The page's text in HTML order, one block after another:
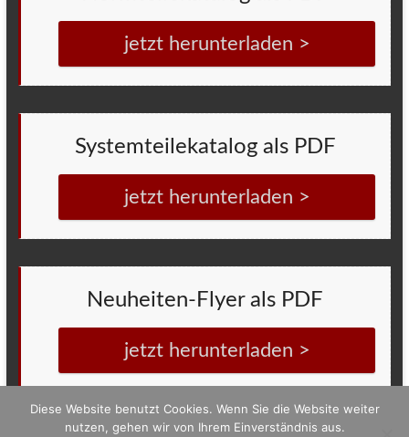
jetzt herunterladen >
Systemteilekatalog als PDF
jetzt herunterladen >
Neuheiten-Flyer als PDF
jetzt herunterladen >
Diese Website benutzt Cookies. Wenn Sie die Website weiter
nutzen, gehen wir von Ihrem Einverständnis aus.